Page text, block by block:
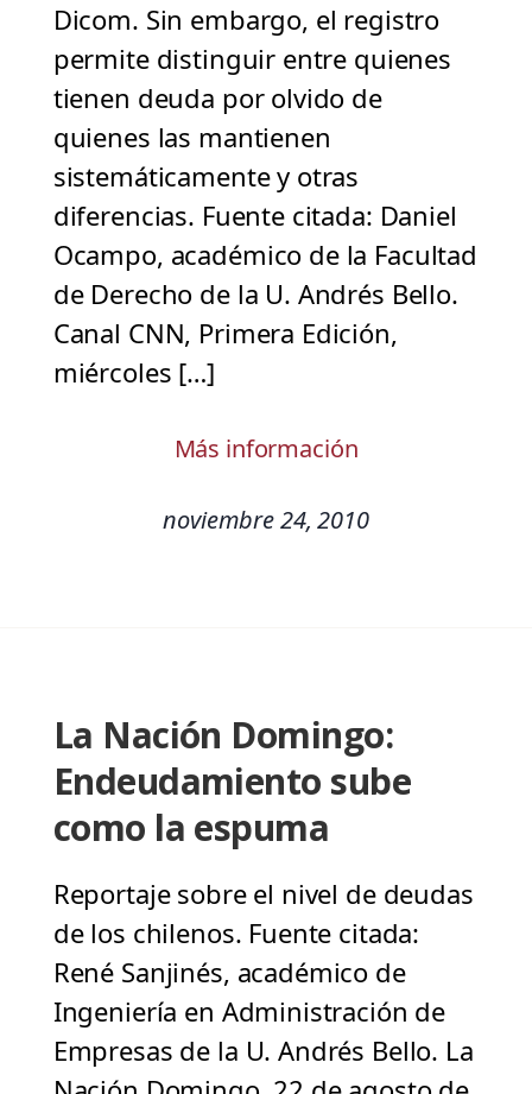
Dicom. Sin embargo, el registro
permite distinguir entre quienes
tienen deuda por olvido de
quienes las mantienen
sistemáticamente y otras
diferencias. Fuente citada: Daniel
Ocampo, académico de la Facultad
de Derecho de la U. Andrés Bello.
Canal CNN, Primera Edición,
miércoles […]
Más información
noviembre 24, 2010
La Nación Domingo:
Endeudamiento sube
como la espuma
Reportaje sobre el nivel de deudas
de los chilenos. Fuente citada:
René Sanjinés, académico de
Ingeniería en Administración de
Empresas de la U. Andrés Bello. La